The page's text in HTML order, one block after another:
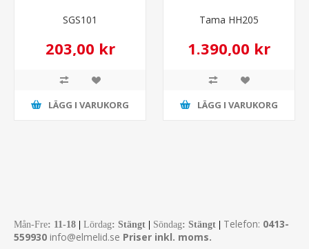
SGS101
203,00 kr
LÄGG I VARUKORG
Tama HH205
1.390,00 kr
LÄGG I VARUKORG
Mån-Fre: 11-18 | Lördag: Stängt | Söndag: Stängt | Telefon: 0413-
559930 info@elmelid.se Priser inkl. moms.